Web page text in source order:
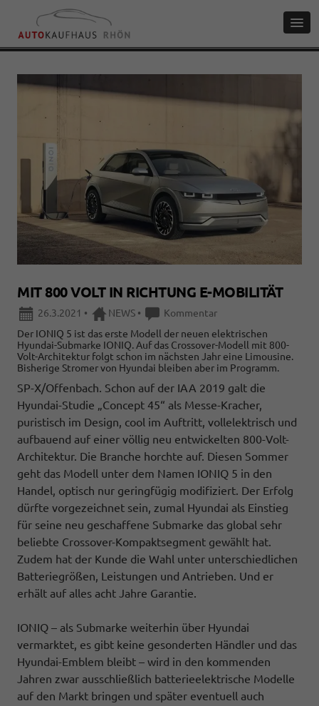
MIT 800 VOLT IN RICHTUNG E-MOBILITÄT
26.3.2021 • NEWS •
Kommentar
Der IONIQ 5 ist das erste Modell der neuen elektrischen
Hyundai-Submarke IONIQ. Auf das Crossover-Modell mit 800-
Volt-Architektur folgt schon im nächsten Jahr eine Limousine.
Bisherige Stromer von Hyundai bleiben aber im Programm.
SP-X/Offenbach. Schon auf der IAA 2019 galt die
Hyundai-Studie „Concept 45“ als Messe-Kracher,
puristisch im Design, cool im Auftritt, vollelektrisch und
aufbauend auf einer völlig neu entwickelten 800-Volt-
Architektur. Die Branche horchte auf. Diesen Sommer
geht das Modell unter dem Namen IONIQ 5 in den
Handel, optisch nur geringfügig modifiziert. Der Erfolg
dürfte vorgezeichnet sein, zumal Hyundai als Einstieg
für seine neu geschaffene Submarke das global sehr
beliebte Crossover-Kompaktsegment gewählt hat.
Zudem hat der Kunde die Wahl unter unterschiedlichen
Batteriegrößen, Leistungen und Antrieben. Und er
erhält auf alles acht Jahre Garantie.
IONIQ – als Submarke weiterhin über Hyundai
vermarktet, es gibt keine gesonderten Händler und das
Hyundai-Emblem bleibt – wird in den kommenden
Jahren zwar ausschließlich batterieelektrische Modelle
auf den Markt bringen und später eventuell auch